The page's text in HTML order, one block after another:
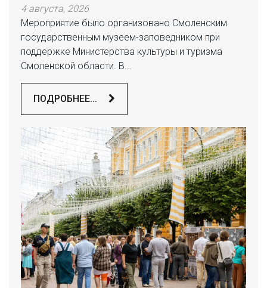
4 августа, 2026
Мероприятие было организовано Смоленским
государственным музеем-заповедником при
поддержке Министерства культуры и туризма
Смоленской области. В...
ПОДРОБНЕЕ...